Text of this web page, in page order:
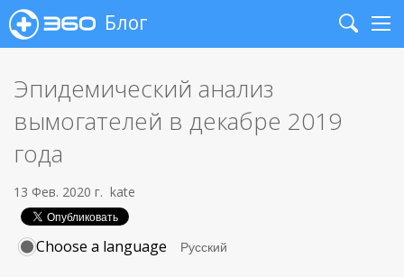
Блог
Search
Эпидемический анализ
вымогателей в декабре 2019
года
13 Фев. 2020 г. kate
Choose a language